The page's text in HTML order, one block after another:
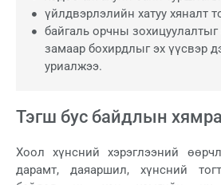
үйлдвэрлэлийн хатуу хяналт
байгаль орчны зохицуулалтыг
замаар бохирдлыг эх үүсвэр
уриалжээ.
Тэгш бус байдлын
Хоол хүнсний хэрэглээний
дарамт, даяаршил, хүнсний